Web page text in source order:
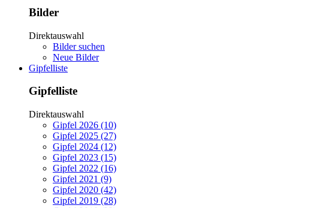
Bilder
Direktauswahl
Bilder suchen
Neue Bilder
Gipfelliste
Gipfelliste
Direktauswahl
Gipfel 2026 (10)
Gipfel 2025 (27)
Gipfel 2024 (12)
Gipfel 2023 (15)
Gipfel 2022 (16)
Gipfel 2021 (9)
Gipfel 2020 (42)
Gipfel 2019 (28)